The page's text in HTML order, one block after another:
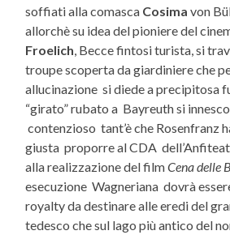
soffiati alla comasca Cosima von
allorchè su idea del pioniere del
Froelich , Becce fintosi turista, si
troupe scoperta da giardiniere che
allucinazione si diede a precipitosa
“girato” rubato a Bayreuth si
contenzioso tant’è che Rosenfranz
giusta proporre al CDA
alla realizzazione del filmCena delle
esecuzione Wagneriana dovrà
royalty da destinare alle eredi del
tedesco che sul lago più antico del